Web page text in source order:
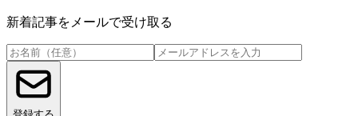
新着記事をメールで受け取る